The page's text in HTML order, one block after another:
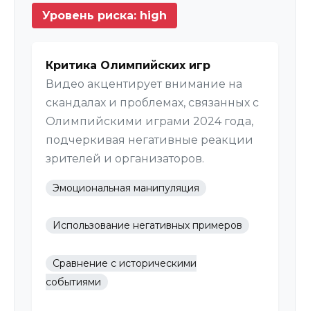
Уровень риска: high
Критика Олимпийских игр
Видео акцентирует внимание на
скандалах и проблемах, связанных с
Олимпийскими играми 2024 года,
подчеркивая негативные реакции
зрителей и организаторов.
Эмоциональная манипуляция
Использование негативных примеров
Сравнение с историческими
событиями